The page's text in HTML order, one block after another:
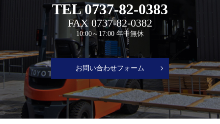
TEL0737-82-0383
FAX 0737-82-0382
10:00～17:00 年中無休
お問い合わせフォーム